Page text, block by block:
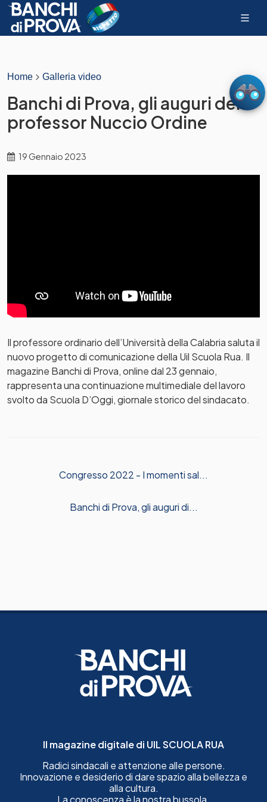
Home Galleria video
Banchi di Prova, gli auguri del
professor Nuccio Ordine
19 Gennaio 2023
Il professore ordinario dell’Università della Calabria saluta il
nuovo progetto di comunicazione della Uil Scuola Rua. Il
magazine Banchi di Prova, online dal 23 gennaio,
rappresenta una continuazione multimediale del lavoro
svolto da Scuola D’Oggi, giornale storico del sindacato.
Congresso 2022 - I momenti sal...
Banchi di Prova, gli auguri di...
Il magazine digitale di UIL SCUOLA RUA
Radici sindacali e attenzione alle persone.
Innovazione e desiderio di dare spazio alla bellezza e
alla cultura.